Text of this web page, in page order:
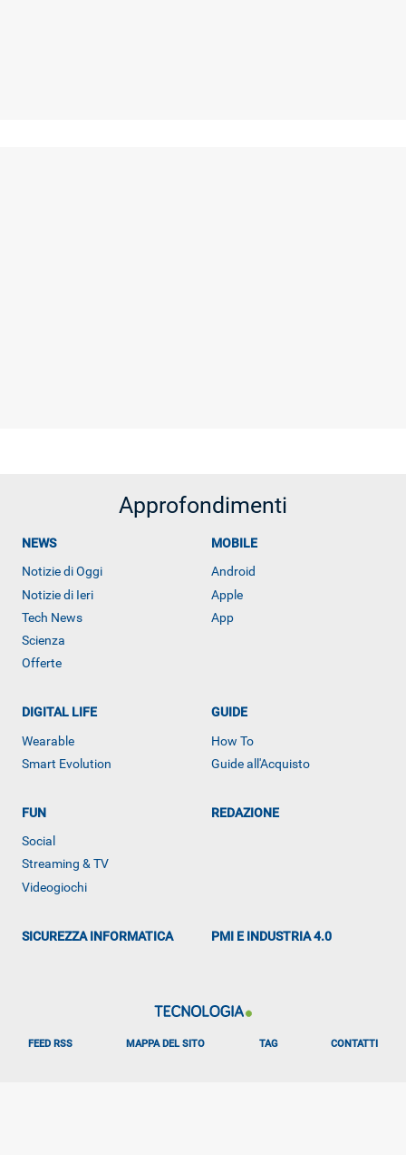
ALTRO
Approfondimenti
NEWS
Notizie di Oggi
Notizie di Ieri
Tech News
Scienza
Offerte
MOBILE
Android
Apple
App
DIGITAL LIFE
Wearable
Smart Evolution
GUIDE
How To
Guide all'Acquisto
FUN
Social
Streaming & TV
Videogiochi
REDAZIONE
SICUREZZA INFORMATICA PMI E INDUSTRIA 4.0
FEED RSS MAPPA DEL SITO TAG CONTATTI